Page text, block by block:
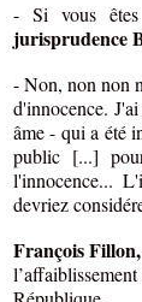
- Si vous êtes
jurisprudence
- Non, non non
d'innocence.
âme - qui a été
public [...]
l'innocence...
devriez
François Fillon,